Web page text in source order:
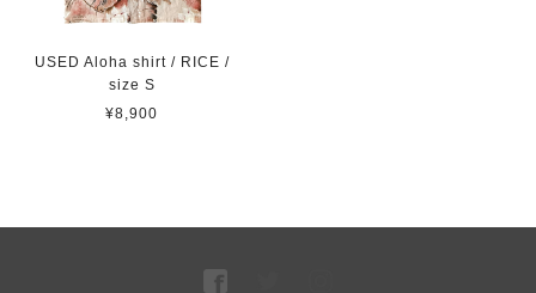
USED Aloha shirt / RICE /
size S
¥8,900